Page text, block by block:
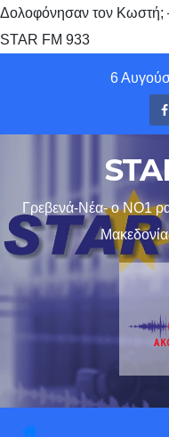
Δολοφόνησαν τον Κωστή;
STAR FM 933
6
Γρεβενά-Νέα- ο ΝΟ1